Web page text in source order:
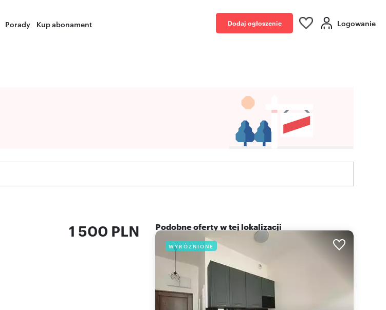
Porady Kup abonament Dodaj ogłoszenie Logowanie
1 500 PLN Podobne oferty w tej lokalizacji
WYRÓŻNIONE